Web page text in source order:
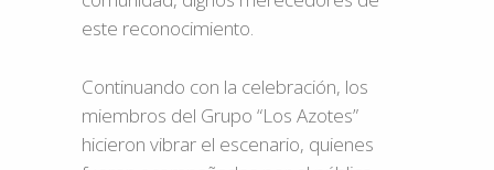
este reconocimiento.
Continuando con la celebración, los
miembros del Grupo “Los Azotes”
hicieron vibrar el escenario, quienes